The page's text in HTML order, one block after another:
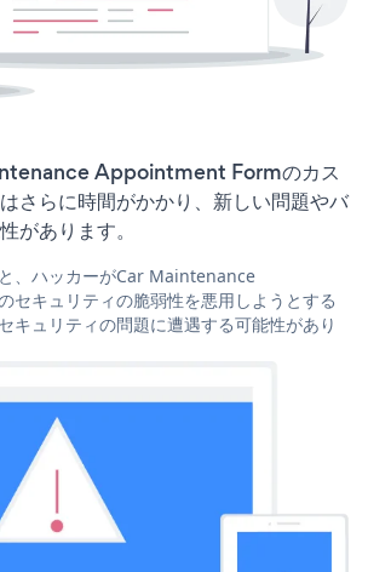
Appointment Formのカス
さらに時間がかかり、新しい問題やバ
があります。
、ハッカーがCar Maintenance
キュリティの脆弱性を悪用しようとする
キュリティの問題に遭遇する可能性があり